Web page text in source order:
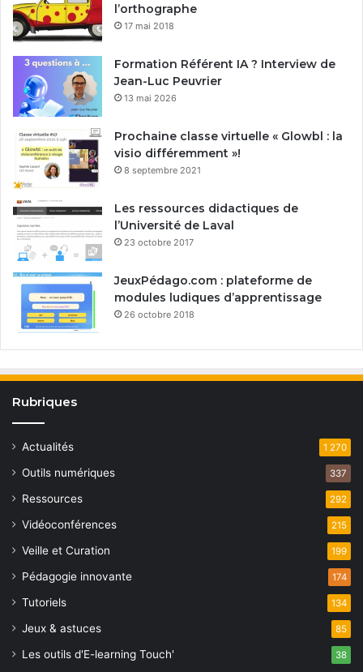
l’orthographe
17 mai 2018
Formation Référent IA ? Interview de
Jean-Luc Peuvrier
13 mai 2026
Prochaine classe virtuelle « Glowbl : la
visio différemment »!
8 septembre 2021
Les ressources didactiques de
l’Université de Laval
23 octobre 2017
JeuxPédago.com : plateforme de
modules ludiques d’apprentissage
26 octobre 2018
Rubriques
Actualités 1 270
Outils numériques 337
Ressources 292
Vidéoconférences 215
Veille et Curation 199
Pédagogie innovante 174
Tutoriels 134
Jeux & astuces 85
Les outils d'E-learning Touch' 38